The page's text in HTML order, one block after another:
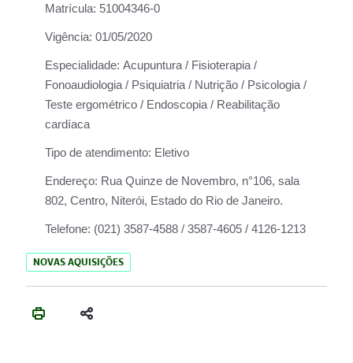
Matrícula: 51004346-0
Vigência: 01/05/2020
Especialidade: Acupuntura / Fisioterapia /
Fonoaudiologia / Psiquiatria / Nutrição / Psicologia /
Teste ergométrico / Endoscopia / Reabilitação
cardíaca
Tipo de atendimento: Eletivo
Endereço: Rua Quinze de Novembro, n°106, sala
802, Centro, Niterói, Estado do Rio de Janeiro.
Telefone: (021) 3587-4588 / 3587-4605 / 4126-1213
NOVAS AQUISIÇÕES